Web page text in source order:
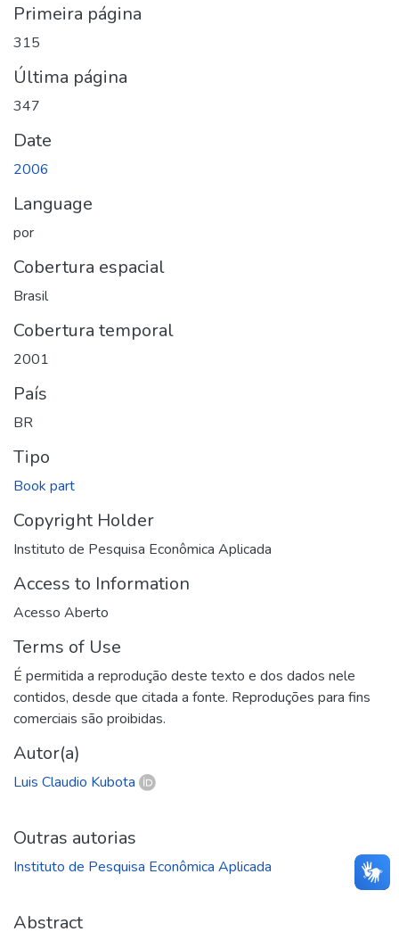
Primeira página
315
Última página
347
Date
2006
Language
por
Cobertura espacial
Brasil
Cobertura temporal
2001
País
BR
Tipo
Book part
Copyright Holder
Instituto de Pesquisa Econômica Aplicada
Access to Information
Acesso Aberto
Terms of Use
É permitida a reprodução deste texto e dos dados nele
contidos, desde que citada a fonte. Reproduções para fins
comerciais são proibidas.
Autor(a)
Luis Claudio Kubota
Outras autorias
Instituto de Pesquisa Econômica Aplicada
Abstract